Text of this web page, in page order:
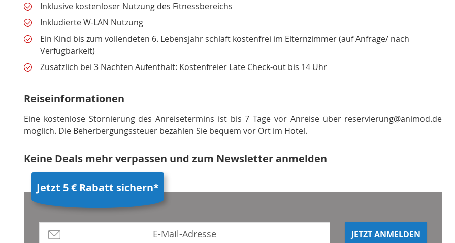
Inklusive kostenloser Nutzung des Fitnessbereichs
Inkludierte W-LAN Nutzung
Ein Kind bis zum vollendeten 6. Lebensjahr schläft kostenfrei im Elternzimmer (auf Anfrage/ nach
Verfügbarkeit)
Zusätzlich bei 3 Nächten Aufenthalt: Kostenfreier Late Check-out bis 14 Uhr
Reiseinformationen
Eine kostenlose Stornierung des Anreisetermins ist bis 7 Tage vor Anreise über reservierung@animod.de
möglich. Die Beherbergungssteuer bezahlen Sie bequem vor Ort im Hotel.
Keine Deals mehr verpassen und zum Newsletter anmelden
Jetzt 5 € Rabatt sichern*
JETZT ANMELDEN